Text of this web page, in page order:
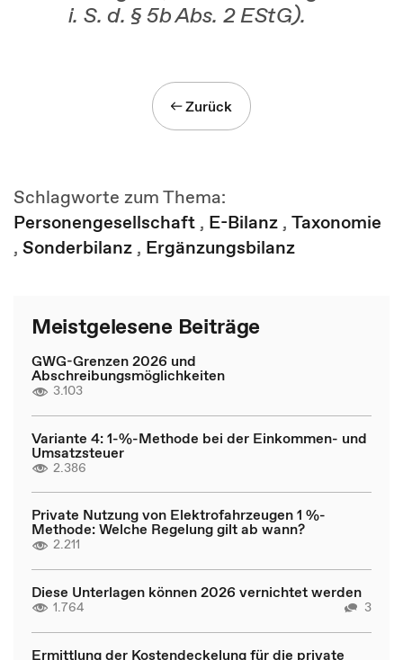
i. S. d. § 5b Abs. 2 EStG).
Zurück
Schlagworte zum Thema:
Personengesellschaft , E-Bilanz , Taxonomie
, Sonderbilanz , Ergänzungsbilanz
Meistgelesene Beiträge
GWG-Grenzen 2026 und
Abschreibungsmöglichkeiten
3.103
Variante 4: 1-%-Methode bei der Einkommen- und
Umsatzsteuer
2.386
Private Nutzung von Elektrofahrzeugen 1 %-
Methode: Welche Regelung gilt ab wann?
2.211
Diese Unterlagen können 2026 vernichtet werden
1.764 3
Ermittlung der Kostendeckelung für die private